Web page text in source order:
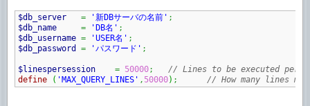
$db_server = '新DBサーバの名前' ;
$db_name
= 'DB名' ;
$db_username = 'USER名' ;
$db_password
= 'パスワード' ;
$linespersession = 50000;
// Lines to be executed per
define
( 'MAX_QUERY_LINES' , 50000) ; // How many lines